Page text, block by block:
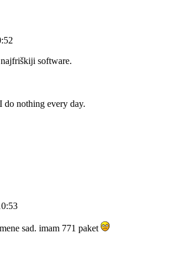
software.
do nothing every day.
sad. imam 771 paket